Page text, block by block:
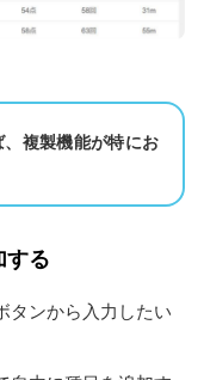
複製機能が特にお
する
タンから入力したい